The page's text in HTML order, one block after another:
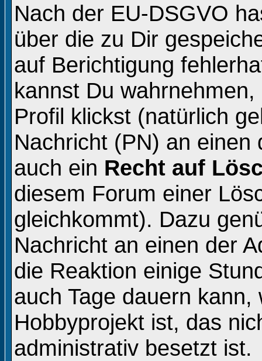
Nach der EU-DSGVO
über die zu Dir
auf Berichtigung
kannst Du
Profil klickst (natürlich
Nachricht (PN) an
auch ein Recht auf
diesem Forum einer
gleichkommt). Dazu
Nachricht an einen der
die Reaktion einige
auch Tage dauern
Hobbyprojekt ist, das
administrativ besetzt ist.